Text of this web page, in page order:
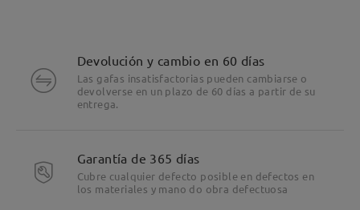
Detalles
Devolución y cambio en 60 días
Las gafas insatisfactorias pueden cambiarse o
devolverse en un plazo de 60 días a partir de su
entrega.
Garantía de 365 días
Cubre cualquier defecto posible en defectos en
los materiales y mano do obra defectuosa